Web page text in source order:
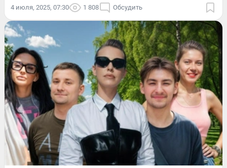
4 июля, 2025, 07:30 1 808 Обсудить